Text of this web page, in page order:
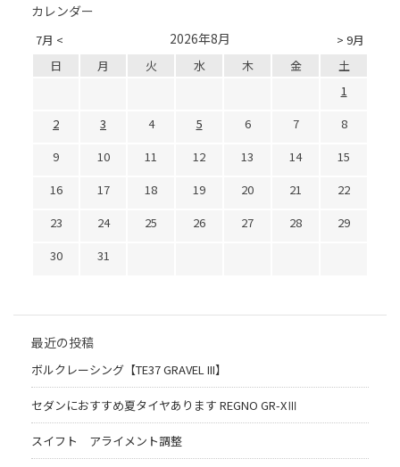
カレンダー
7月 < > 9月
2026年8月
日 月 火 水 木 金
土
1
2
3 4 5 6 7
8
9
10 11 12 13 14
15
16
17 18 19 20 21
22
23
24 25 26 27 28
29
30
31
最近の投稿
ボルクレーシング【TE37 GRAVEL III】
セダンにおすすめ夏タイヤあります REGNO GR-XⅢ
スイフト アライメント調整